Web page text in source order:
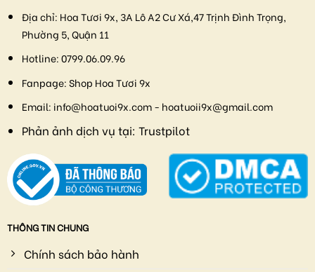
Địa chỉ: Hoa Tươi 9x, 3A Lô A2 Cư Xá,47 Trịnh Đình Trọng,
Phường 5, Quận 11
Hotline:0799.06.09.96
Fanpage:Shop Hoa Tươi 9x
Email: info@hoatuoi9x.com - hoatuoii9x@gmail.com
Phản ảnh dịch vụ tại: Trustpilot
THÔNG TIN CHUNG
Chính sách bảo hành